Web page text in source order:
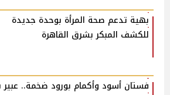
بهية تدعم صحة المرأة بوحدة جديدة
للكشف المبكر بشرق القاهرة
فستان أسود وأكمام بورود ضخمة.. عبير